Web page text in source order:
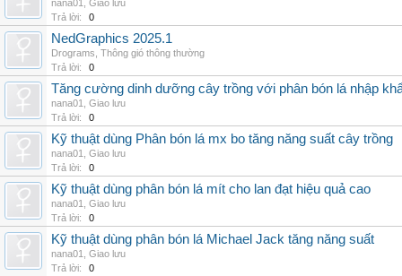
nana01
Giao lưu
Trả lời:
0
NedGraphics 2025.1
Drograms Thông gió thông thường
Trả lời:
0
Tăng cường dinh dưỡng cây trồng với phân bón lá nhập
nana01
Giao lưu
Trả lời:
0
Kỹ thuật dùng Phân bón lá mx bo tăng năng suất cây trồng
nana01
Giao lưu
Trả lời:
0
Kỹ thuật dùng phân bón lá mít cho lan đạt hiệu quả cao
nana01
Giao lưu
Trả lời:
0
Kỹ thuật dùng phân bón lá Michael Jack tăng năng suất
nana01
Giao lưu
Trả lời:
0